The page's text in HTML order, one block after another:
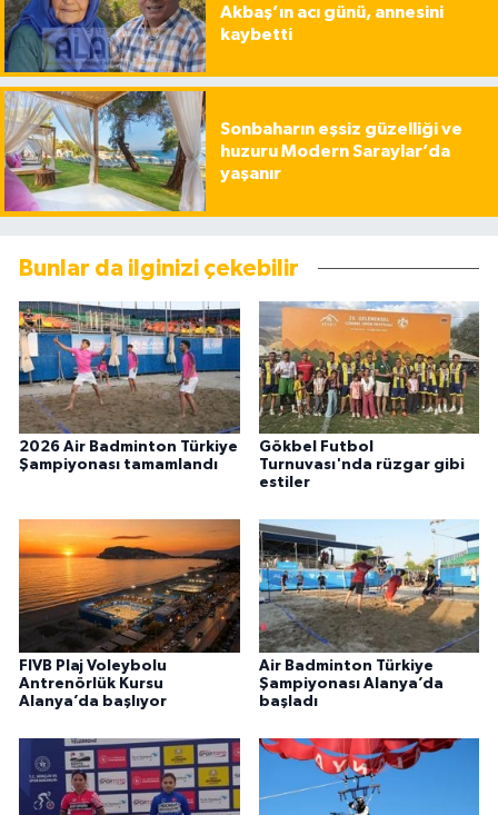
Akbaş’ın acı günü, annesini
kaybetti
Sonbaharın eşsiz güzelliği ve
huzuru Modern Saraylar’da
yaşanır
Bunlar da ilginizi çekebilir
2026 Air Badminton Türkiye
Şampiyonası tamamlandı
Gökbel Futbol
Turnuvası'nda rüzgar gibi
estiler
FIVB Plaj Voleybolu
Antrenörlük Kursu
Alanya’da başlıyor
Air Badminton Türkiye
Şampiyonası Alanya’da
başladı